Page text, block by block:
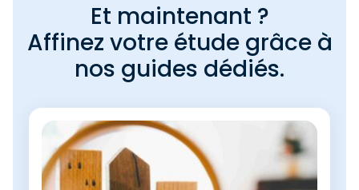
Et maintenant ?
Affinez votre étude grâce à
nos guides dédiés.